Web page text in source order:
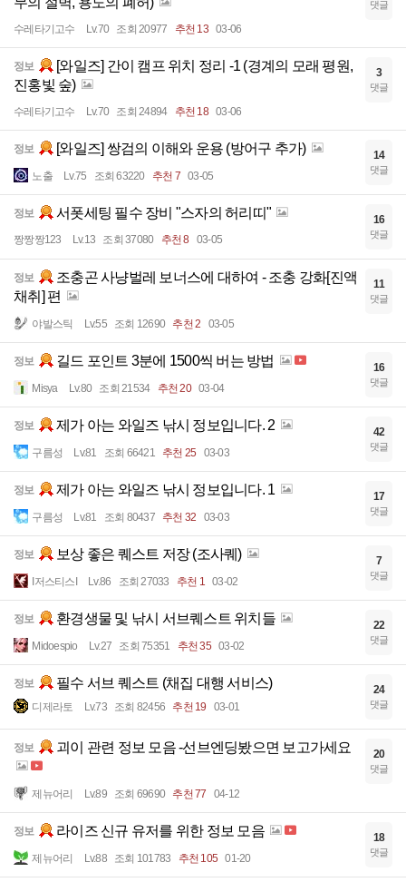
수레타기고수 Lv.70 조회 20977 추천 13 03-06
댓글
정보
[와일즈] 간이 캠프 위치 정리 -1 (경계의 모래 평원,
진홍빛 숲)
수레타기고수 Lv.70 조회 24894 추천 18 03-06
3
댓글
정보 [와일즈] 쌍검의 이해와 운용 (방어구 추가)
노출 Lv.75 조회 63220 추천 7 03-05
14
댓글
정보 서폿세팅 필수 장비 "스자의 허리띠"
짱짱짱123 Lv.13 조회 37080 추천 8 03-05
16
댓글
정보
조충곤 사냥벌레 보너스에 대하여 - 조충 강화[진액
채취] 편
야발스틱 Lv.55 조회 12690 추천 2 03-05
11
댓글
정보 길드 포인트 3분에 1500씩 버는 방법
Misya Lv.80 조회 21534 추천 20 03-04
16
댓글
정보 제가 아는 와일즈 낚시 정보입니다. 2
구름성 Lv.81 조회 66421 추천 25 03-03
42
댓글
정보 제가 아는 와일즈 낚시 정보입니다. 1
구름성 Lv.81 조회 80437 추천 32 03-03
17
댓글
정보 보상 좋은 퀘스트 저장 (조사퀘)
I저스티스I Lv.86 조회 27033 추천 1 03-02
7
댓글
정보 환경생물 및 낚시 서브퀘스트 위치들
Midoespio Lv.27 조회 75351 추천 35 03-02
22
댓글
정보 필수 서브 퀘스트 (채집 대행 서비스)
디제라토 Lv.73 조회 82456 추천 19 03-01
24
댓글
정보 괴이 관련 정보 모음 -선브엔딩봤으면 보고가세요
제뉴어리 Lv.89 조회 69690 추천 77 04-12
20
댓글
정보 라이즈 신규 유저를 위한 정보 모음
제뉴어리 Lv.88 조회 101783 추천 105 01-20
18
댓글